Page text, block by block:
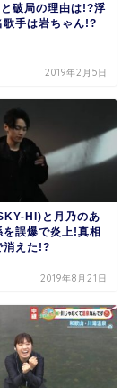
破局の理由は!?浮
歌手は岩ちゃん!?
2019年2月5日
HI)と月乃のあ
を誤爆で炎上!真相
消えた!?
2019年8月21日